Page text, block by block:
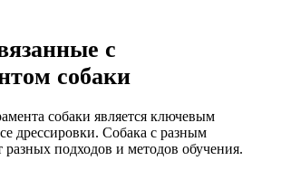
с
собаки
собаки является ключевым
дрессировки. Собака с разным
разных подходов и методов обучения.